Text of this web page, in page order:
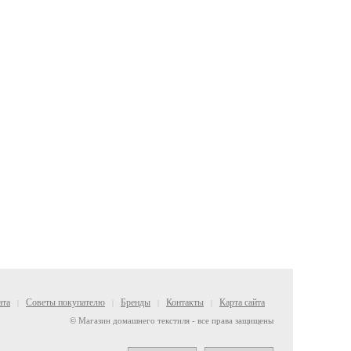
Советы покупателю Бренды Контакты Карта сайта
© Магазин домашнего текстиля - все права защищены